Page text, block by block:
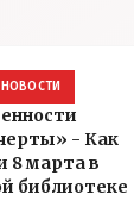
- Как
8 марта в
библиотеке